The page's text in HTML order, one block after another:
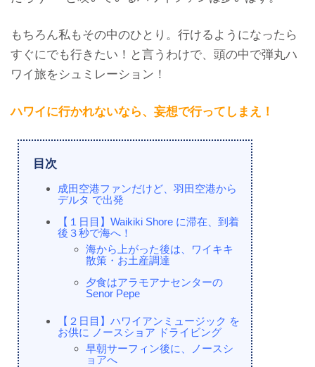
もちろん私もその中のひとり。行けるようになったら
すぐにでも行きたい！と言うわけで、頭の中で弾丸ハ
ワイ旅をシュミレーション！
ハワイに行かれないなら、妄想で行ってしまえ！
目次
成田空港ファンだけど、羽田空港から
デルタ で出発
【１日目】Waikiki Shore に滞在、到着
後３秒で海へ！
海から上がった後は、ワイキキ
散策・お土産調達
夕食はアラモアナセンターの
Senor Pepe
【２日目】ハワイアンミュージック を
お供に ノースショア ドライビング
早朝サーフィン後に、ノースシ
ョアへ